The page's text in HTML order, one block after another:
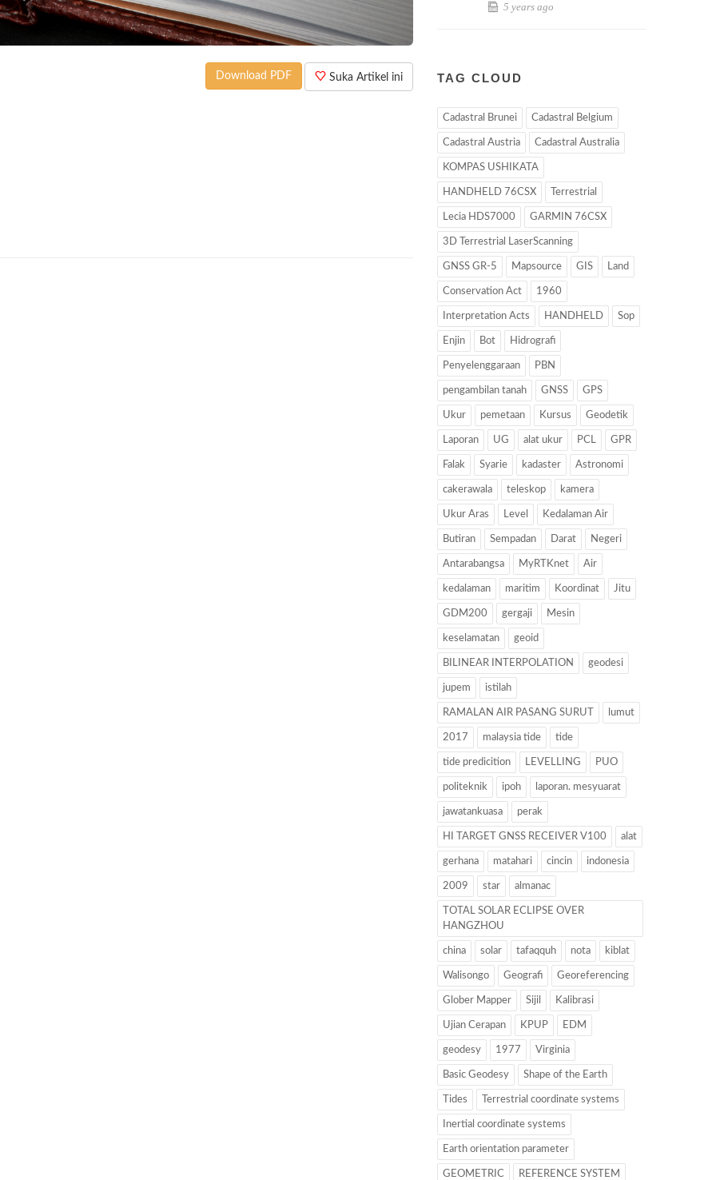
Suka Artikel ini
Download PDF
5 years ago
TAG CLOUD
Cadastral Brunei Cadastral Belgium
Cadastral Austria Cadastral Australia
KOMPAS USHIKATA
HANDHELD 76CSX Terrestrial
Lecia HDS7000 GARMIN 76CSX
3D Terrestrial LaserScanning
GNSS GR-5 Mapsource GIS Land
Conservation Act 1960
Interpretation Acts HANDHELD Sop
Enjin Bot Hidrografi
Penyelenggaraan PBN
pengambilan tanah GNSS GPS
Ukur pemetaan Kursus Geodetik
Laporan UG alat ukur PCL GPR
Falak Syarie kadaster Astronomi
cakerawala teleskop kamera
Ukur Aras Level Kedalaman Air
Butiran Sempadan Darat Negeri
Antarabangsa MyRTKnet Air
kedalaman maritim Koordinat Jitu
GDM200 gergaji Mesin
keselamatan geoid
BILINEAR INTERPOLATION geodesi
jupem istilah
RAMALAN AIR PASANG SURUT lumut
2017 malaysia tide tide
tide predicition LEVELLING PUO
politeknik ipoh laporan. mesyuarat
jawatankuasa perak
HI TARGET GNSS RECEIVER V100 alat
gerhana matahari cincin indonesia
2009 star almanac
TOTAL SOLAR ECLIPSE OVER
HANGZHOU
china solar tafaqquh nota kiblat
Walisongo Geografi Georeferencing
Glober Mapper Sijil Kalibrasi
Ujian Cerapan KPUP EDM
geodesy 1977 Virginia
Basic Geodesy Shape of the Earth
Tides Terrestrial coordinate systems
Inertial coordinate systems
Earth orientation parameter
GEOMETRIC REFERENCE SYSTEM